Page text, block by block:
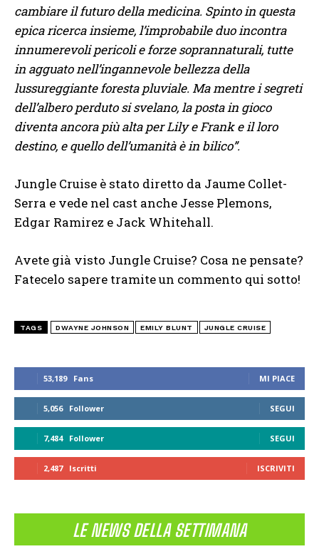
53,189 Fans MI PIACE
5,056 Follower SEGUI
7,484 Follower SEGUI
2,487 Iscritti ISCRIVITI
LE NEWS DELLA SETTIMANA
cambiare il futuro della medicina. Spinto in questa
epica ricerca insieme, l’improbabile duo incontra
innumerevoli pericoli e forze soprannaturali, tutte
in agguato nell’ingannevole bellezza della
lussureggiante foresta pluviale. Ma mentre i segreti
dell’albero perduto si svelano, la posta in gioco
diventa ancora più alta per Lily e Frank e il loro
destino, e quello dell’umanità è in bilico”.
Jungle Cruise è stato diretto da Jaume Collet-
Serra e vede nel cast anche Jesse Plemons,
Edgar Ramirez e Jack Whitehall.
Avete già visto Jungle Cruise? Cosa ne pensate?
Fatecelo sapere tramite un commento qui sotto!
TAGS DWAYNE JOHNSON EMILY BLUNT JUNGLE CRUISE